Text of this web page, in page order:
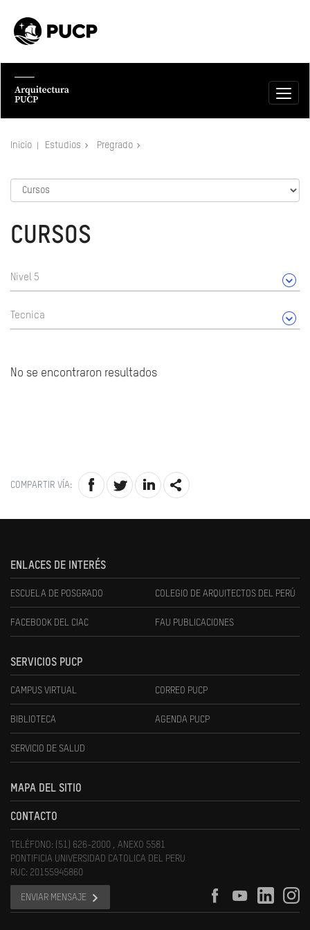
Inicio Estudios Pregrado
CURSOS
Nivel 5
Tecnica
No se encontraron resultados
COMPARTIR VÍA:
ENLACES DE INTERÉS
ESCUELA DE POSGRADO COLEGIO DE ARQUITECTOS DEL PERÚ
FACEBOOK DEL CIAC FAU PUBLICACIONES
SERVICIOS PUCP
CAMPUS VIRTUAL CORREO PUCP
BIBLIOTECA AGENDA PUCP
SERVICIO DE SALUD
MAPA DEL SITIO
CONTACTO
TELÉFONO: (51) 626-2000 , ANEXO 5581
PONTIFICIA UNIVERSIDAD CATOLICA DEL PERU
RUC: 20155945860
ENVIAR MENSAJE